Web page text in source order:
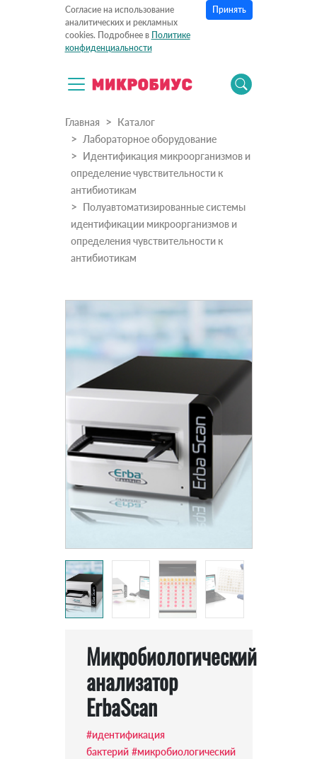
Согласие на использование
аналитических и рекламных
cookies. Подробнее в Политике
конфиденциальности
Принять
Главная
Каталог
Лабораторное оборудование
Идентификация микроорганизмов и
определение чувствительности к
антибиотикам
Полуавтоматизированные системы
идентификации микроорганизмов и
определения чувствительности к
антибиотикам
Микробиологический
анализатор
ErbaScan
#идентификация
бактерий #микробиологический